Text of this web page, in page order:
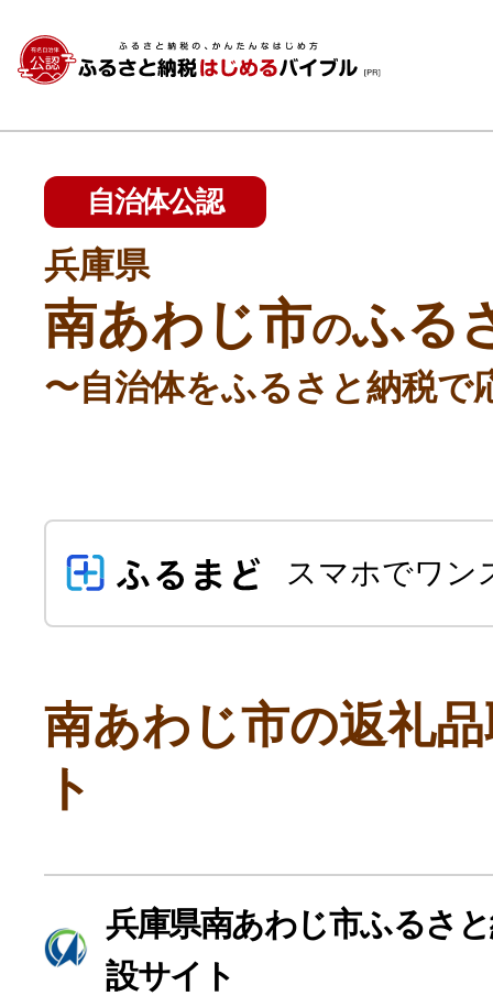
よく見られている返礼品
ふるさと納税徹底比較
自治体公認
兵庫県
南あわじ市のふる
〜自治体をふるさと納税で
スマホでワン
南あわじ市の返礼
ト
兵庫県南あわじ市ふるさ
設サイト